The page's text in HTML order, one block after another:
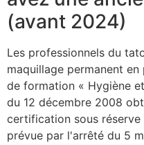
(avant 2024)
Les professionnels du
maquillage permanent
de formation « Hygiène
du 12 décembre 2008
certification sous
prévue par l'arrêté du 5